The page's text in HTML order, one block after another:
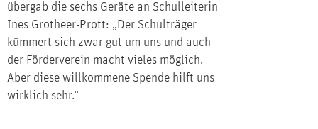
übergab die sechs Geräte an Schulleiterin
Ines Grotheer-Prott: „Der Schulträger
kümmert sich zwar gut um uns und auch
der Förderverein macht vieles möglich.
Aber diese willkommene Spende hilft uns
wirklich sehr.“